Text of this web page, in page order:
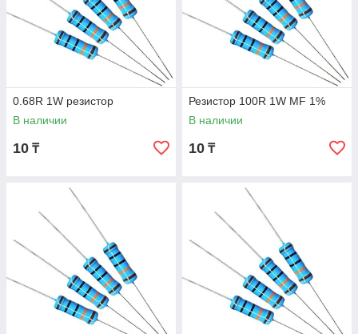
0.68R 1W резистор
В наличии
10 ₸
Резистор 100R 1W MF 1%
В наличии
10 ₸